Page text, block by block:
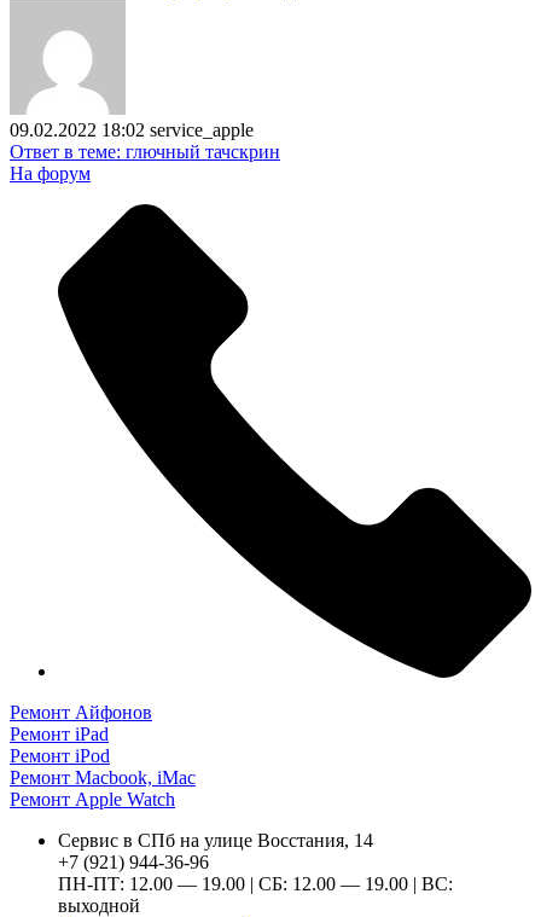
09.02.2022 18:02 service_apple
Ответ в теме: глючный тачскрин
На форум
Ремонт Айфонов
Ремонт iPad
Ремонт iPod
Ремонт Macbook, iMac
Ремонт Apple Watch
Сервис в СПб на улице Восстания, 14
+7 (921) 944-36-96
ПН-ПТ: 12.00 — 19.00 | СБ: 12.00 — 19.00 | ВС:
выходной